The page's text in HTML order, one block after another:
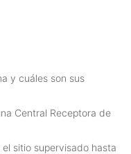
y cuáles son sus
Central Receptora de
sitio supervisado hasta